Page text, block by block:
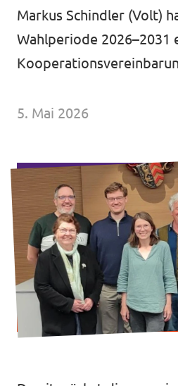
Kommunalwahl 2026
Mache bei uns mit!
Jobs bei Volt Hessen
Volt vor Ort in Hessen
Transparenz
Markus Schindler (Volt)
Wahlperiode 2026–2031
5. Mai 2026